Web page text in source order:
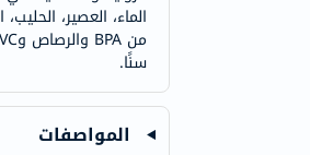
الماء، العصير،
سنًا.
المواصفات